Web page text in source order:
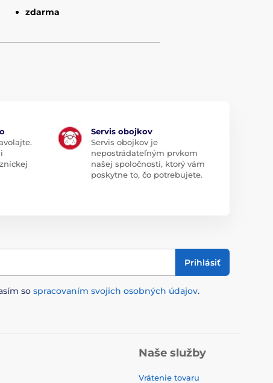
zdarma
Servis obojkov
Servis obojkov je
nepostrádateľným prvkom
našej spoločnosti, ktorý vám
poskytne to, čo potrebujete.
Prihlásiť
so spracovaním svojich osobných údajov.
Naše služby
Vrátenie tovaru